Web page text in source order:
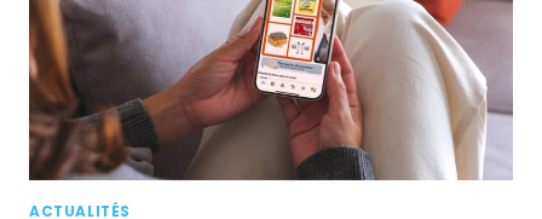
REDÉFINIT
LA
RESPONSABILITÉ
DES
MARKETPLACES
ACTUALITÉS